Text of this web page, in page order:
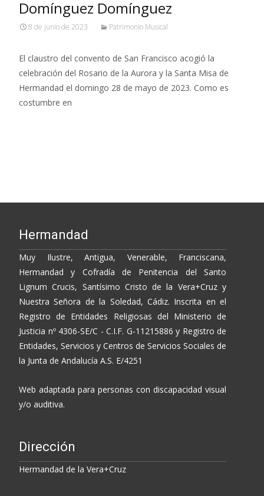
Domínguez Domínguez
8 de junio de 2023 Patrimonio Musical
El claustro del convento de San Francisco acogió la
celebración del Rosario de la Aurora y la Santa Misa de
Hermandad el domingo 28 de mayo de 2023. Como es
costumbre en
Hermandad
Muy Ilustre, Antigua, Venerable, Franciscana,
Hermandad y Cofradía de Penitencia del Santo
Lignum Crucis, Santísimo Cristo de la Vera+Cruz y
Nuestra Señora de la Soledad, Cádiz. Inscrita en el
Registro de Entidades Religiosas del Ministerio de
Justicia nº 4306-SE/C - C.I.F. G-11215886 y Registro de
Entidades, Servicios y Centros de Servicios Sociales de
la Junta de Andalucía A.S. E/4251
Web adaptada para personas con discapacidad visual
y/o auditiva.
Dirección
Hermandad de la Vera+Cruz